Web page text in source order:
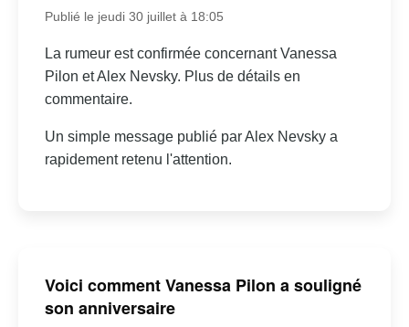
Publié le jeudi 30 juillet à 18:05
La rumeur est confirmée concernant Vanessa
Pilon et Alex Nevsky. Plus de détails en
commentaire.
Un simple message publié par Alex Nevsky a
rapidement retenu l'attention.
Voici comment Vanessa Pilon a souligné
son anniversaire